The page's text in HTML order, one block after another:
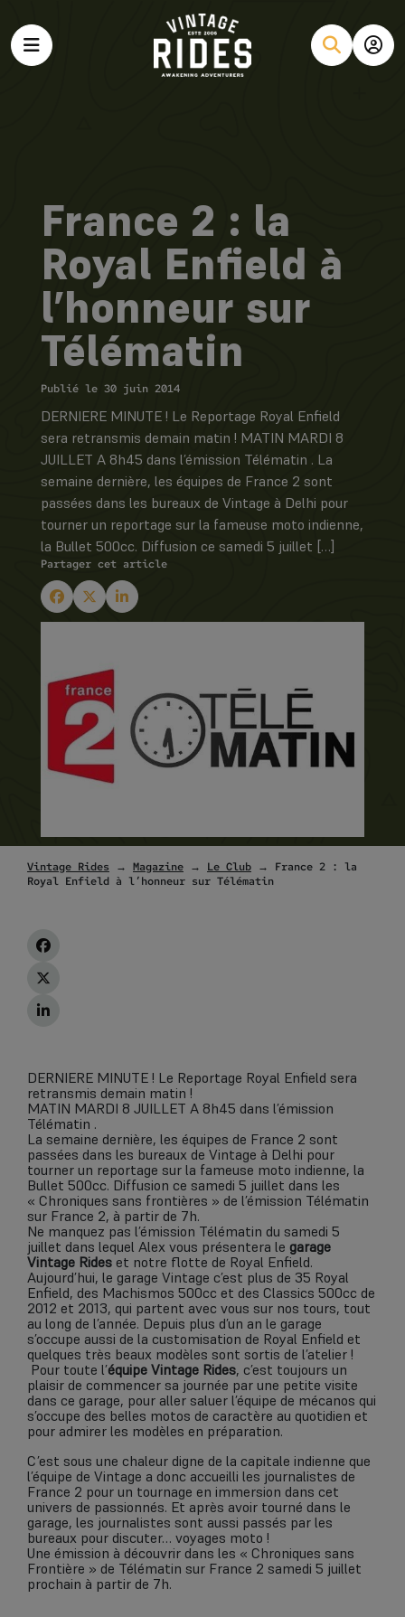
France 2 : la
Royal Enfield à
l’honneur sur
Télématin
Publié le 30 juin 2014
DERNIERE MINUTE ! Le Reportage Royal Enfield
sera retransmis demain matin ! MATIN MARDI 8
JUILLET A 8h45 dans l’émission Télématin . La
semaine dernière, les équipes de France 2 sont
passées dans les bureaux de Vintage à Delhi pour
tourner un reportage sur la fameuse moto indienne,
la Bullet 500cc. Diffusion ce samedi 5 juillet […]
Partager cet article
Vintage Rides → Magazine → Le Club → France 2 : la
Royal Enfield à l’honneur sur Télématin
DERNIERE MINUTE ! Le Reportage Royal Enfield sera
retransmis demain matin !
MATIN MARDI 8 JUILLET A 8h45 dans l’émission
Télématin .
La semaine dernière, les équipes de France 2 sont
passées dans les bureaux de Vintage à Delhi pour
tourner un reportage sur la fameuse moto indienne, la
Bullet 500cc. Diffusion ce samedi 5 juillet dans les
« Chroniques sans frontières » de l’émission Télématin
sur France 2, à partir de 7h.
Ne manquez pas l’émission Télématin du samedi 5
juillet dans lequel Alex vous présentera le garage
Vintage Rides et notre flotte de Royal Enfield.
Aujourd’hui, le garage Vintage c’est plus de 35 Royal
Enfield, des Machismos 500cc et des Classics 500cc de
2012 et 2013, qui partent avec vous sur nos tours, tout
au long de l’année. Depuis plus d’un an le garage
s’occupe aussi de la customisation de Royal Enfield et
quelques très beaux modèles sont sortis de l’atelier !
Pour toute l’équipe Vintage Rides, c’est toujours un
plaisir de commencer sa journée par une petite visite
dans ce garage, pour aller saluer l’équipe de mécanos qui
s’occupe des belles motos de caractère au quotidien et
pour admirer les modèles en préparation.
C’est sous une chaleur digne de la capitale indienne que
l’équipe de Vintage a donc accueilli les journalistes de
France 2 pour un tournage en immersion dans cet
univers de passionnés. Et après avoir tourné dans le
garage, les journalistes sont aussi passés par les
bureaux pour discuter… voyages moto !
Une émission à découvrir dans les « Chroniques sans
Frontière » de Télématin sur France 2 samedi 5 juillet
prochain à partir de 7h.